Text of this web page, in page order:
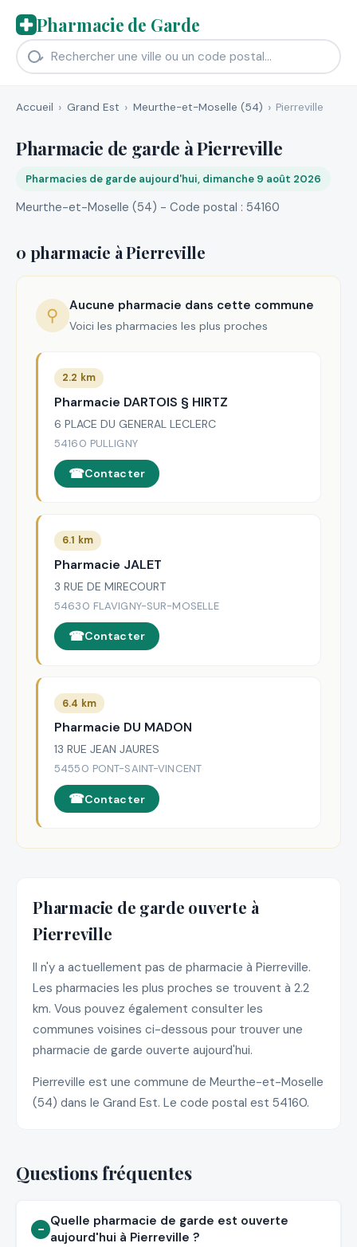
Pharmacie de Garde
Accueil Grand Est Meurthe-et-Moselle (54) Pierreville
Pharmacie de garde à Pierreville
Pharmacies de garde aujourd'hui, dimanche 9 août 2026
Meurthe-et-Moselle (54) - Code postal : 54160
0 pharmacie à Pierreville
⚲ Aucune pharmacie dans cette commune
Voici les pharmacies les plus proches
2.2 km
Pharmacie DARTOIS § HIRTZ
6 PLACE DU GENERAL LECLERC
54160 PULLIGNY
Contacter
6.1 km
Pharmacie JALET
3 RUE DE MIRECOURT
54630 FLAVIGNY-SUR-MOSELLE
Contacter
6.4 km
Pharmacie DU MADON
13 RUE JEAN JAURES
54550 PONT-SAINT-VINCENT
Contacter
Pharmacie de garde ouverte à
Pierreville
Il n'y a actuellement pas de pharmacie à Pierreville.
Les pharmacies les plus proches se trouvent à 2.2
km. Vous pouvez également consulter les
communes voisines ci-dessous pour trouver une
pharmacie de garde ouverte aujourd'hui.
Pierreville est une commune de Meurthe-et-Moselle
(54) dans le Grand Est. Le code postal est 54160.
Questions fréquentes
Quelle pharmacie de garde est ouverte
aujourd'hui à Pierreville ?